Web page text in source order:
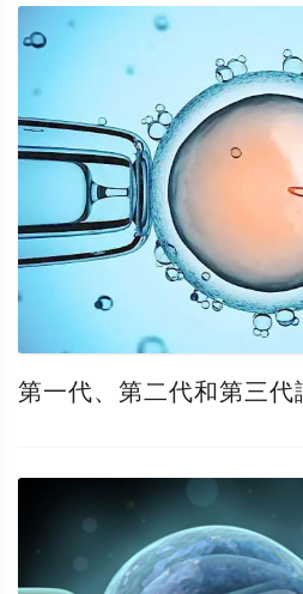
第一代、第二代和第三代